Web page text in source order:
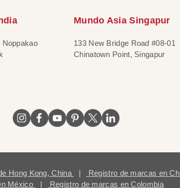
Noppakao
Mundo Asia Singapur
133 New Bridge Road #08-01
Chinatown Point, Singapur
Hong Kong, China |
Registro de marcas en
México
| Registro de marcas en Colombia